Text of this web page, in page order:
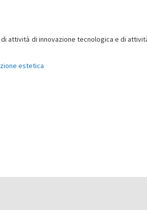
attività di innovazione tecnologica e di
estetica